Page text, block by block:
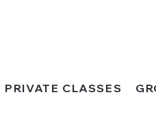
PRIVATE CLASSES